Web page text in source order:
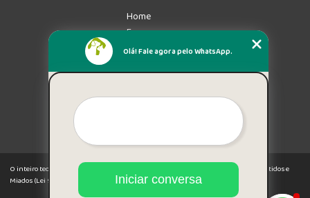
Home
Empresa
Missão
Mapa do site
O inteiro teor deste site está sujeito à proteção de direitos autorais. Copyright© Latidos e
Miados (Lei 9610 de 19/02/1998)
Olá! Fale agora pelo WhatsApp.
Iniciar conversa